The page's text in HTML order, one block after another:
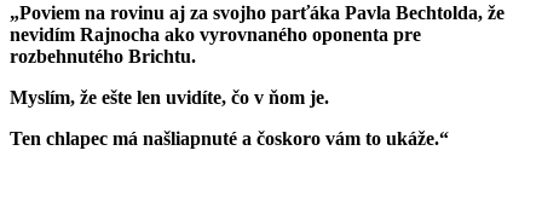
„Poviem na rovinu aj za svojho parťáka Pavla Bechtolda, že
nevidím Rajnocha ako vyrovnaného oponenta pre
rozbehnutého Brichtu.
Myslím, že ešte len uvidíte, čo v ňom je.
Ten chlapec má našliapnuté a čoskoro vám to ukáže.“